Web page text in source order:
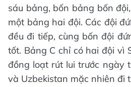
sáu bảng, bốn bảng bốn
một bảng hai đội. Các đội
đều đi tiếp, cùng bốn đội
tốt. Bảng C chỉ có hai đội vì
đồng loạt rút lui trước ngày
và Uzbekistan mặc nhiên đi